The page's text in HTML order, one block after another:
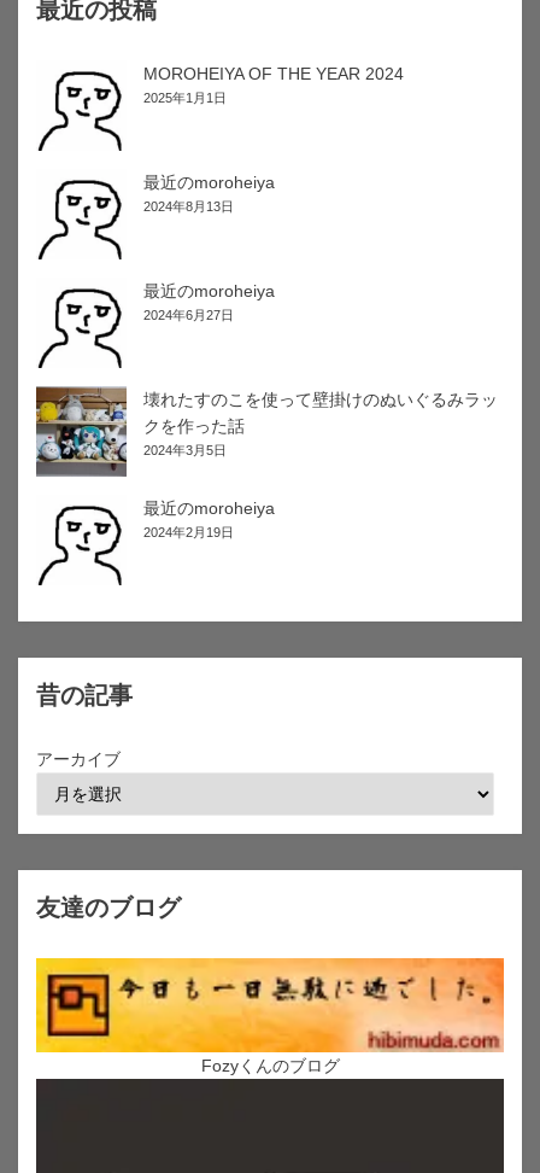
最近の投稿
MOROHEIYA OF THE YEAR 2024
2025年1月1日
最近のmoroheiya
2024年8月13日
最近のmoroheiya
2024年6月27日
壊れたすのこを使って壁掛けのぬいぐるみラッ
クを作った話
2024年3月5日
最近のmoroheiya
2024年2月19日
昔の記事
アーカイブ
友達のブログ
Fozyくんのブログ